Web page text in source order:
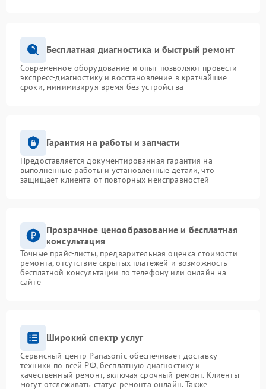
Бесплатная диагностика и быстрый ремонт
Современное оборудование и опыт позволяют провести
экспресс-диагностику и восстановление в кратчайшие
сроки, минимизируя время без устройства
Гарантия на работы и запчасти
Предоставляется документированная гарантия на
выполненные работы и установленные детали, что
защищает клиента от повторных неисправностей
Прозрачное ценообразование и бесплатная
консультация
Точные прайс-листы, предварительная оценка стоимости
ремонта, отсутствие скрытых платежей и возможность
бесплатной консультации по телефону или онлайн на
сайте
Широкий спектр услуг
Сервисный центр Panasonic обеспечивает доставку
техники по всей РФ, бесплатную диагностику и
качественный ремонт, включая срочный ремонт. Клиенты
могут отслеживать статус ремонта онлайн. Также